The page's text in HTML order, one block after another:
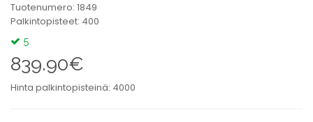
Tuotenumero: 1849
Palkintopisteet: 400
5
839.90€
Hinta palkintopisteinä: 4000